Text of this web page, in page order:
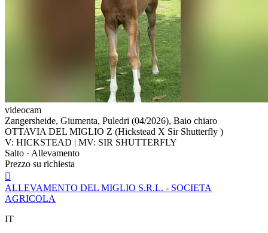
videocam
Zangersheide, Giumenta, Puledri (04/2026), Baio chiaro
OTTAVIA DEL MIGLIO Z (Hickstead X Sir Shutterfly )
V: HICKSTEAD | MV: SIR SHUTTERFLY
Salto · Allevamento
Prezzo su richiesta

ALLEVAMENTO DEL MIGLIO S.R.L. - SOCIETA
AGRICOLA
IT